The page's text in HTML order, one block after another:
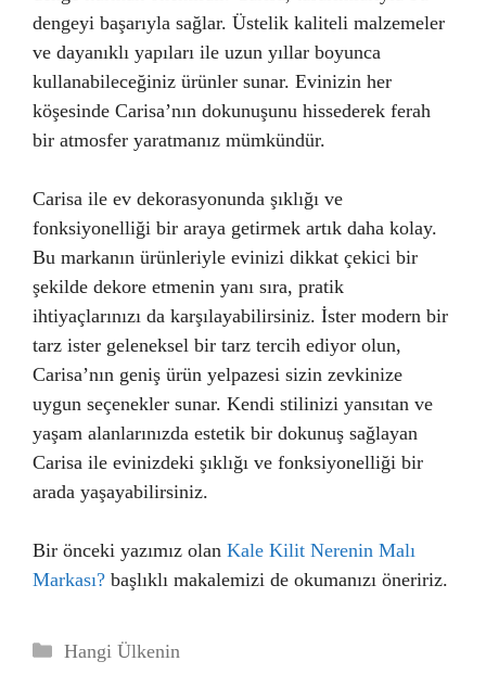
dengeyi başarıyla sağlar. Üstelik kaliteli malzemeler
ve dayanıklı yapıları ile uzun yıllar boyunca
kullanabileceğiniz ürünler sunar. Evinizin her
köşesinde Carisa’nın dokunuşunu hissederek ferah
bir atmosfer yaratmanız mümkündür.
Carisa ile ev dekorasyonunda şıklığı ve
fonksiyonelliği bir araya getirmek artık daha kolay.
Bu markanın ürünleriyle evinizi dikkat çekici bir
şekilde dekore etmenin yanı sıra, pratik
ihtiyaçlarınızı da karşılayabilirsiniz. İster modern bir
tarz ister geleneksel bir tarz tercih ediyor olun,
Carisa’nın geniş ürün yelpazesi sizin zevkinize
uygun seçenekler sunar. Kendi stilinizi yansıtan ve
yaşam alanlarınızda estetik bir dokunuş sağlayan
Carisa ile evinizdeki şıklığı ve fonksiyonelliği bir
arada yaşayabilirsiniz.
Bir önceki yazımız olan Kale Kilit Nerenin Malı
Markası? başlıklı makalemizi de okumanızı öneririz.
Kategoriler
Hangi Ülkenin